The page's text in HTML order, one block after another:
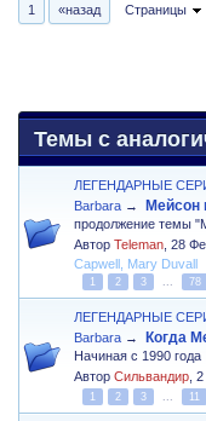
1 «назад Страницы
Темы с
ЛЕГЕНДАРНЫЕ
Barbara → Мейсон
продолжение темы
АвторTeleman ,28
Capwell Mary Duvall
1 2 3 ... 78
ЛЕГЕНДАРНЫЕ
Barbara → Когда
Начиная с 1990 года
АвторСильвандир ,2
1 2 3 ... 11